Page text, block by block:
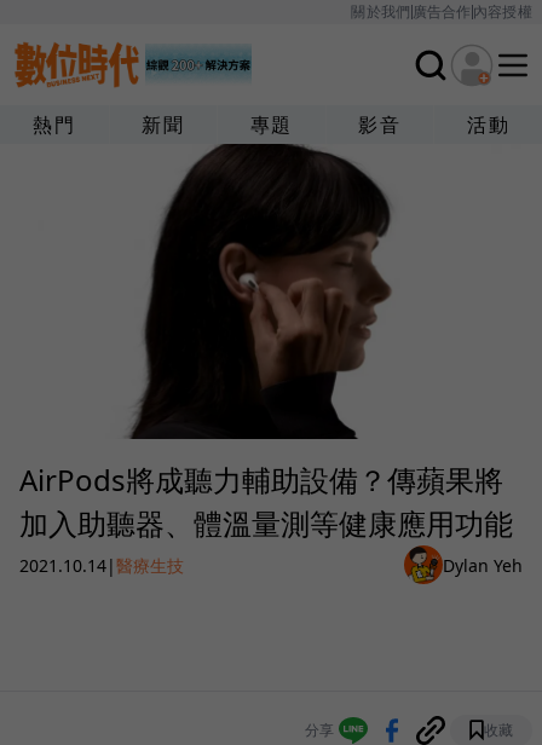
關於我們廣告合作內容授權
熱門 新聞 專題 影音 活動
AirPods將成聽力輔助設備？傳蘋果將
加入助聽器、體溫量測等健康應用功能
2021.10.14|醫療生技 Dylan Yeh
分享 收藏